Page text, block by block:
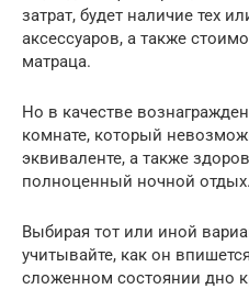
затрат, будет наличие тех
аксессуаров, а также
матраца.
Но в качестве
комнате, который
эквиваленте, а также
полноценный ночной отдых.
Выбирая тот или иной
учитывайте, как он
сложенном состоянии дно